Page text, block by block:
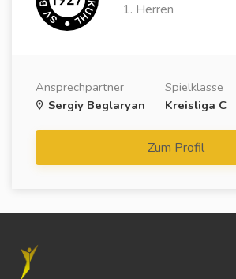
1. Herren
Ansprechpartner
Sergiy Beglaryan
Spielklasse
Kreisliga C
Zum Profil